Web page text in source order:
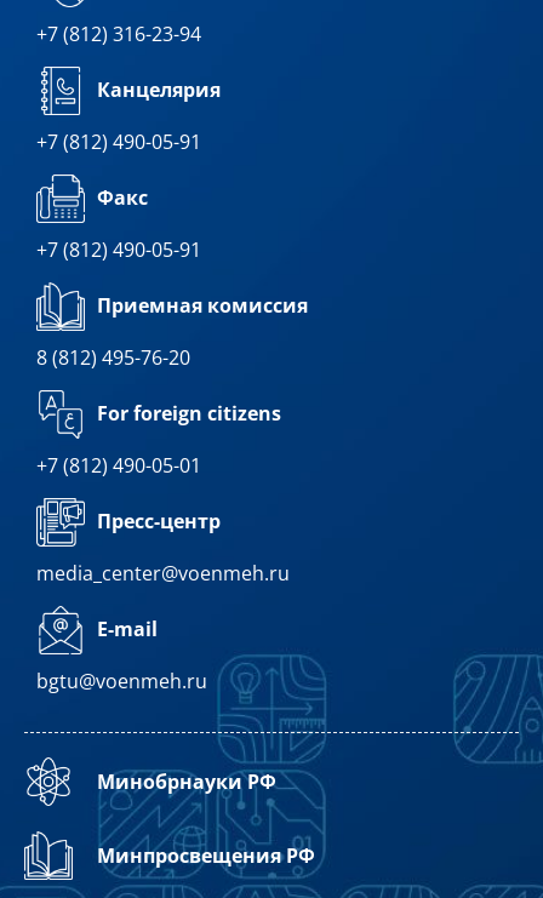
+7 (812) 316-23-94
Канцелярия
+7 (812) 490-05-91
Факс
+7 (812) 490-05-91
Приемная комиссия
8 (812) 495-76-20
For foreign citizens
+7 (812) 490-05-01
Пресс-центр
media_center@voenmeh.ru
E-mail
bgtu@voenmeh.ru
Минобрнауки РФ
Минпросвещения РФ